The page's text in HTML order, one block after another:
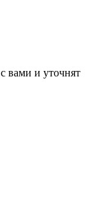
вами и уточнят